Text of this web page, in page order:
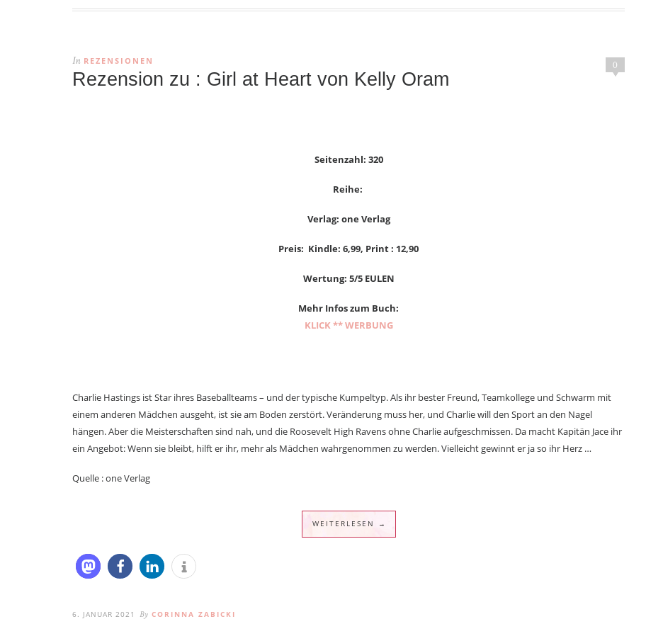
0
In REZENSIONEN
Rezension zu : Girl at Heart von Kelly Oram
Seitenzahl: 320
Reihe:
Verlag: one Verlag
Preis: Kindle: 6,99, Print : 12,90
Wertung: 5/5 EULEN
Mehr Infos zum Buch:
KLICK ** WERBUNG
Charlie Hastings ist Star ihres Baseballteams – und der typische Kumpeltyp. Als ihr bester Freund, Teamkollege und Schwarm mit
einem anderen Mädchen ausgeht, ist sie am Boden zerstört. Veränderung muss her, und Charlie will den Sport an den Nagel
hängen. Aber die Meisterschaften sind nah, und die Roosevelt High Ravens ohne Charlie aufgeschmissen. Da macht Kapitän Jace ihr
ein Angebot: Wenn sie bleibt, hilft er ihr, mehr als Mädchen wahrgenommen zu werden. Vielleicht gewinnt er ja so ihr Herz …
Quelle : one Verlag
WEITERLESEN →
6. JANUAR 2021 By CORINNA ZABICKI